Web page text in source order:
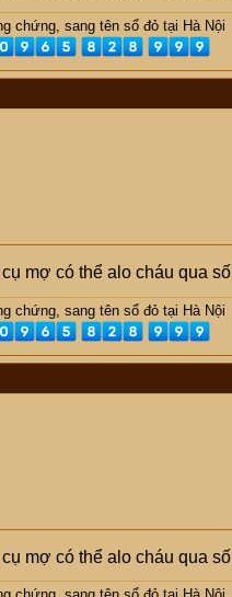
chứng, sang tên sổ đỏ tại Hà Nội
mợ có thể alo cháu qua số
chứng, sang tên sổ đỏ tại Hà Nội
mợ có thể alo cháu qua số